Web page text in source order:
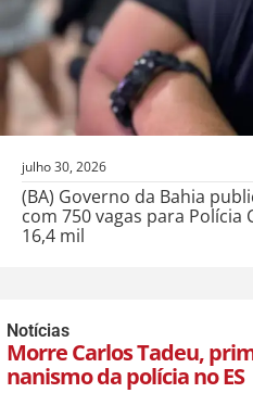
julho 30, 2026
(BA) Governo da Bahia
com 750 vagas para Polícia
16,4 mil
Notícias
Morre Carlos Tadeu,
nanismo da polícia no ES